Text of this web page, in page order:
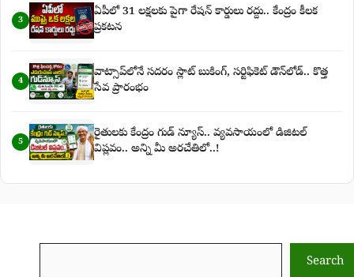
3
ఏపీలో 31 లక్షలకు పైగా రేషన్ కార్డులు రద్దు.. కేంద్రం కీలక
ప్రకటన
4
వాట్సాప్‌లోనే సదరం స్లాట్ బుకింగ్, సర్టిఫికెట్ డౌన్‌లోడ్.. కొత్త
సేవ ప్రారంభం
5
రైతులకు కేంద్రం గుడ్ న్యూస్.. వ్యవసాయంలో డిజిటల్
విప్లవం.. అన్ని మీ అరచేతిలో..!
Search